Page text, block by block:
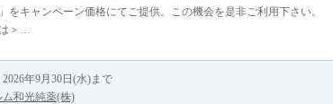
をキャンペーン価格にてご提供。この機会を是非ご利用下さい。
＞…
2026年9月30日(水)まで
和光純薬(株)